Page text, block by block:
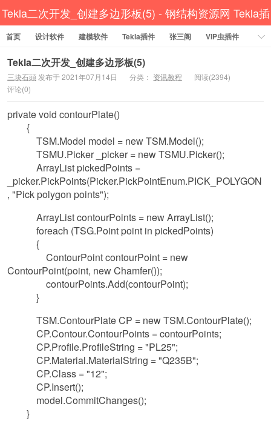
Tekla二次开发_创建多边形板(5) - 钢结构资源网 Tekla插
件 CAD工具 犀牛GH汉化 套料
首页 设计软件 建模软件 Tekla插件 张三阁
VIP虫插件
CAD插件
定尺提料 贱人工具箱
资讯教程
工程模型 关于网站
Tekla二次开发_创建多边形板(5)
三块石頭 发布于 2021年07月14日 分类： 资讯教程
阅读(2394)
评论(0)
private void contourPlate()
{
TSM.Model model = new TSM.Model();
TSMU.Picker _picker = new TSMU.Picker();
ArrayList pickedPoints =
_picker.PickPoints(Picker.PickPointEnum.PICK_POLYGON
, "Pick polygon points");
ArrayList contourPoints = new ArrayList();
foreach (TSG.Point point in pickedPoints)
{
ContourPoint contourPoint = new
ContourPoint(point, new Chamfer());
contourPoints.Add(contourPoint);
}
TSM.ContourPlate CP = new TSM.ContourPlate();
CP.Contour.ContourPoints = contourPoints;
CP.Profile.ProfileString = "PL25";
CP.Material.MaterialString = "Q235B";
CP.Class = "12";
CP.Insert();
model.CommitChanges();
}